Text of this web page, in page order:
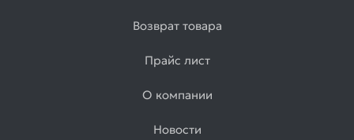
Возврат товара
Прайс лист
О компании
Новости